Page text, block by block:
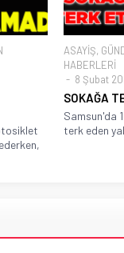
ASAYİŞ,
HABERLERİ
8 Şubat
SOKAĞA
Samsun'da
terk eden